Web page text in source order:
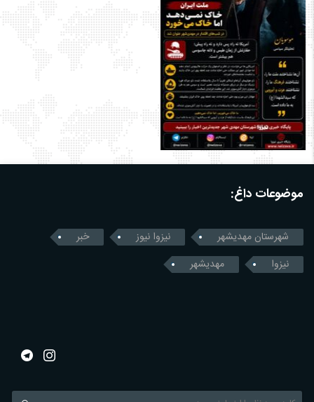
موضوعات داغ:
شهرستان مهدیشهر نیزوا نیوز
خبر
نیزوا
مهدیشهر